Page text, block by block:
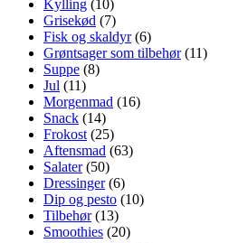
Kylling (10)
Grisekød (7)
Fisk og skaldyr(6)
Grøntsager som tilbehør(11)
Suppe (8)
Jul (11)
Morgenmad (16)
Snack (14)
Frokost (25)
Aftensmad (63)
Salater(50)
Dressinger(6)
Dip og pesto (10)
Tilbehør(13)
Smoothies (20)